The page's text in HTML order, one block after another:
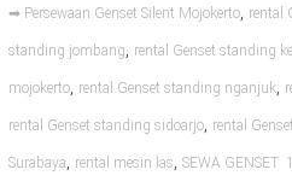
➡ Persewaan Genset Silent Mojokerto, rental
standing jombang, rental Genset standing
mojokerto, rental Genset standing nganjuk,
rental Genset standing sidoarjo, rental
Surabaya, rental mesin las, SEWA GENSET